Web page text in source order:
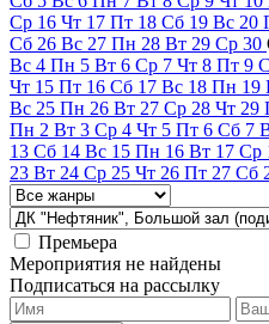
Ср 16 Чт 17 Пт 18 Сб 19 Вс 20
Сб 26 Вс 27 Пн 28 Вт 29 Ср 30
Вс 4 Пн 5 Вт 6 Ср 7 Чт 8 Пт 9
Чт 15 Пт 16 Сб 17 Вс 18 Пн 19
Вс 25 Пн 26 Вт 27 Ср 28 Чт 29
Пн 2 Вт 3 Ср 4 Чт 5 Пт 6 Сб 7
13 Сб 14 Вс 15 Пн 16 Вт 17 Ср
23 Вт 24 Ср 25 Чт 26 Пт 27 Сб
Премьера
Мероприятия не найдены
Подписаться на рассылку